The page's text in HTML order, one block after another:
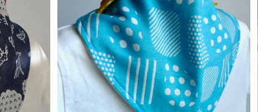
替えスタイ：和柄（ブルー）
¥900